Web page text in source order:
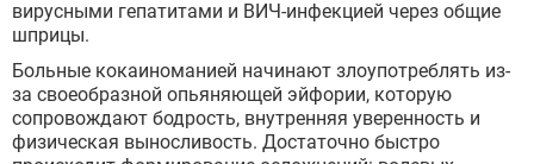
вирусными гепатитами и ВИЧ-инфекцией через общие
шприцы.
Больные кокаиноманией начинают злоупотреблять из-
за своеобразной опьяняющей эйфории, которую
сопровождают бодрость, внутренняя уверенность и
физическая выносливость. Достаточно быстро